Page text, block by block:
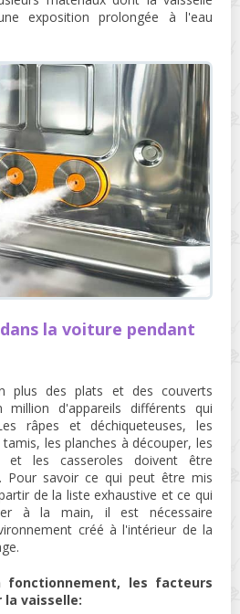
exposition prolongée à l'eau
la voiture pendant
plus des plats et des couverts
d'appareils différents qui
râpes et déchiqueteuses, les
les planches à découper, les
et les casseroles doivent être
Pour savoir ce qui peut être mis
de la liste exhaustive et ce qui
à la main, il est nécessaire
créé à l'intérieur de la
fonctionnement, les facteurs
vaisselle: